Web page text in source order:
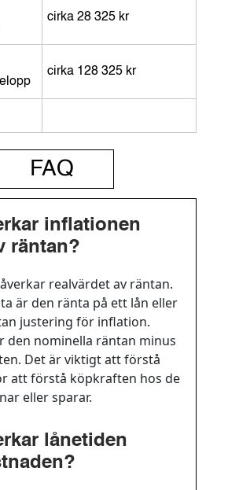
cirka 28 325 kr
cirka 128 325 kr
FAQ
inflationen
räntan?
realvärdet av räntan.
är den ränta på ett lån eller
justering för inflation.
den nominella räntan minus
Det är viktigt att förstå
att förstå köpkraften hos de
eller sparar.
lånetiden